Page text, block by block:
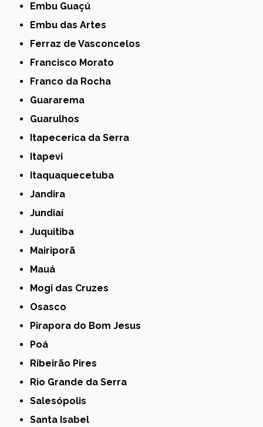
Embu Guaçú
Embu das Artes
Ferraz de Vasconcelos
Francisco Morato
Franco da Rocha
Guararema
Guarulhos
Itapecerica da Serra
Itapevi
Itaquaquecetuba
Jandira
Jundiaí
Juquitiba
Mairiporã
Mauá
Mogi das Cruzes
Osasco
Pirapora do Bom Jesus
Poá
Ribeirão Pires
Rio Grande da Serra
Salesópolis
Santa Isabel